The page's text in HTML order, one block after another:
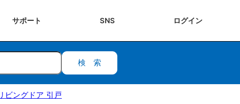
サポート SNS ログイン
検索
ビングドア 引戸